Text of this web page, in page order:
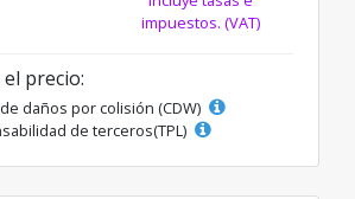
impuestos. (VAT)
precio:
daños por colisión (CDW)
de terceros(TPL)